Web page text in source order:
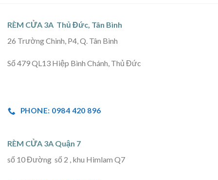
RÈM CỬA 3A Thủ Đức, Tân Bình
26 Trường Chinh, P4, Q. Tân Bình
Số 479 QL13 Hiệp Bình Chánh, Thủ Đức
PHONE: 0984 420 896
RÈM CỬA 3A Quận 7
số 10 Đường số 2 , khu Himlam Q7